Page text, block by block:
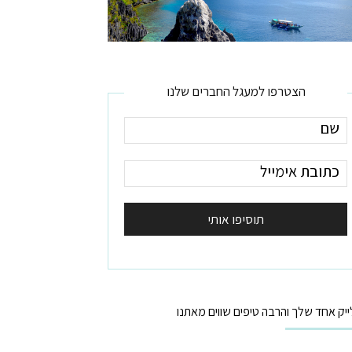
הצטרפו למעגל החברים שלנו
אחד שלך והרבה טיפים שווים מאתנו